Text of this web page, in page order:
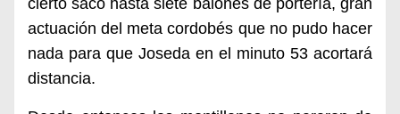
cierto sacó hasta siete balones de portería, gran
actuación del meta cordobés que no pudo hacer
nada para que Joseda en el minuto 53 acortará
distancia.